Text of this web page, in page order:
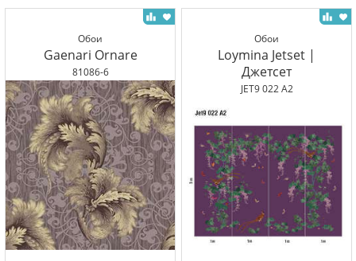
Обои
Gaenari Ornare
81086-6
Обои
Loymina Jetset |
Джетсет
JET9 022 A2